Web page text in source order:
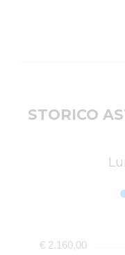
STORICO
€ 2.160,00